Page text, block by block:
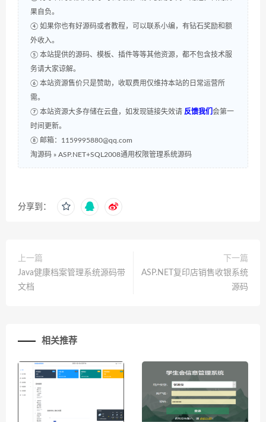
果自负。
④ 如果你也有好源码或者教程，可以联系小编，有钻石奖励和额
外收入。
⑤ 本站提供的源码、模板、插件等等其他资源，都不包含技术服
务请大家谅解。
⑥ 本站资源售价只是赞助，收取费用仅维持本站的日常运营所
需。
⑦ 本站资源大多存储在云盘，如发现链接失效请 反馈我们 会第一
时间更新。
⑧ 邮箱：1159995880@qq.com
淘源码 » ASP.NET+SQL2008通用权限管理系统源码
分享到：
上一篇
Java健康档案管理系统源码带
文档
下一篇
ASP.NET复印店销售收银系统
源码
相关推荐